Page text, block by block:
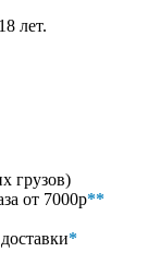
лет.
грузов)
от 7000р**
*